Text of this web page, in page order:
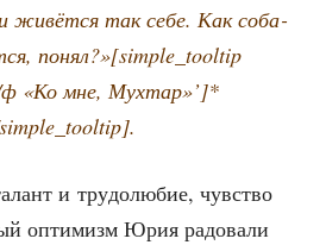
живёт­ся так себе. Как соба­
понял?»[simple_tooltip
ф «Ко мне, Мухтар»’]*
и тру­до­лю­бие, чув­ство
опти­мизм Юрия радо­ва­ли